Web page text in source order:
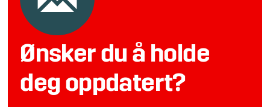
Ønsker du å holde
deg oppdatert?